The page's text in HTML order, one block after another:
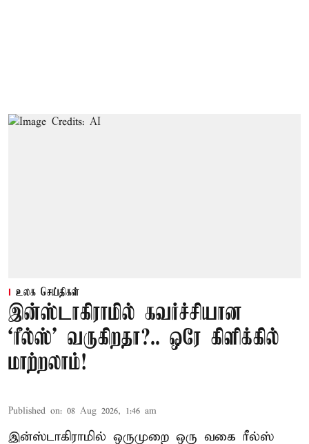
உலக செய்திகள்
இன்ஸ்டாகிராமில் கவர்ச்சியான
‘ரீல்ஸ்’ வருகிறதா?.. ஒரே கிளிக்கில்
மாற்றலாம்!
Published on: 08 Aug 2026, 1:46 am
இன்ஸ்டாகிராமில் ஒருமுறை ஒரு வகை ரீல்ஸ்